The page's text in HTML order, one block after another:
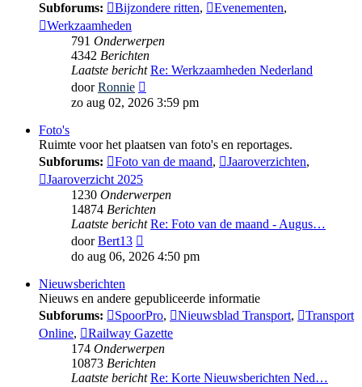
Subforums:
Bijzondere ritten, Evenementen,
Werkzaamheden
791 Onderwerpen
4342 Berichten
Laatste bericht Re: Werkzaamheden Nederland
doorRonnie
laatste
zo aug 02, 2026 3:59 pm
Foto's
Ruimte voor het plaatsen van foto's en reportages.
Subforums:
Foto van de maand, Jaaroverzichten,
Jaaroverzicht 2025
1230 Onderwerpen
14874 Berichten
Laatste bericht Re: Foto van de maand - Augus…
doorBert13
laatste
do aug 06, 2026 4:50 pm
Nieuwsberichten
Nieuws en andere gepubliceerde informatie
Subforums:
SpoorPro, Nieuwsblad Transport,
Transport
Online,
Railway Gazette
174 Onderwerpen
10873 Berichten
Laatste bericht Re: Korte Nieuwsberichten Ned…